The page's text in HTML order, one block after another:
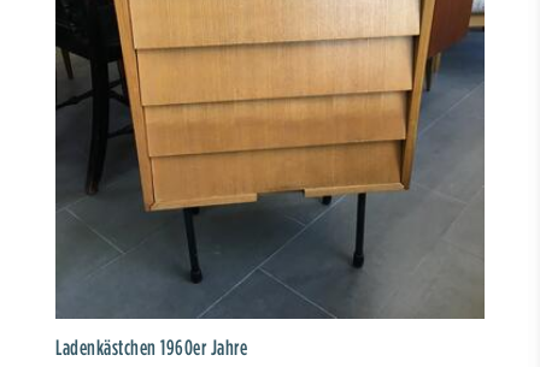
Ladenkästchen 1960er Jahre